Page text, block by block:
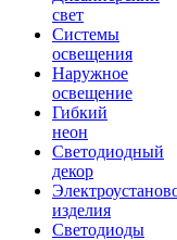
свет
Системы
освещения
Наружное
освещение
Гибкий
неон
Светодиодный
декор
изделия
Светодиоды